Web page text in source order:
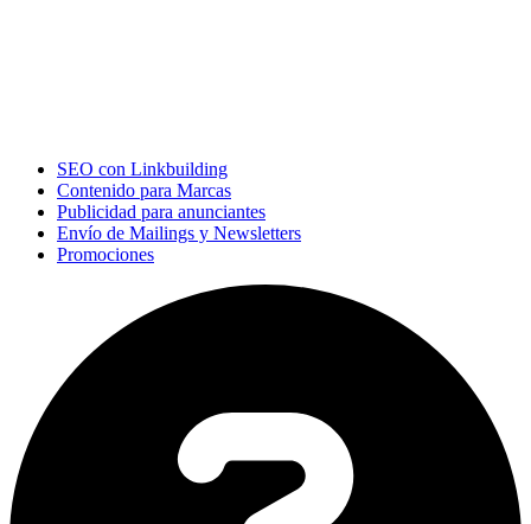
SEO con Linkbuilding
Contenido para Marcas
Publicidad para anunciantes
Envío de Mailings y Newsletters
Promociones